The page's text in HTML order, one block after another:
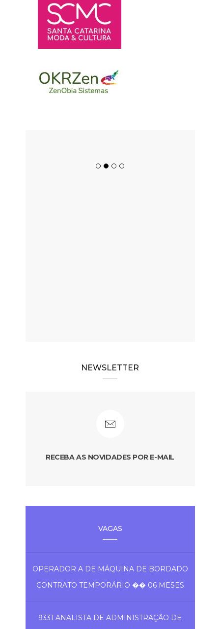
NEWSLETTER
RECEBA AS NOVIDADES POR E-MAIL
VAGAS
OPERADOR A DE MÁQUINA DE BORDADO
CONTRATO TEMPORÁRIO �� 06 MESES
9331 ANALISTA DE ADMINISTRAÇÃO DE